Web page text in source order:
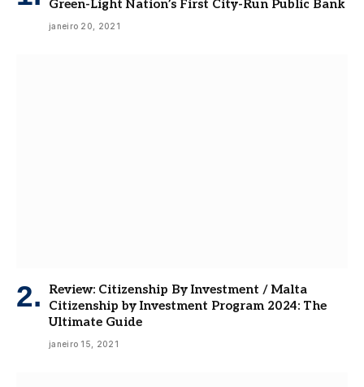
Green-Light Nation’s First City-Run Public Bank
janeiro 20, 2021
Review: Citizenship By Investment / Malta
Citizenship by Investment Program 2024: The
Ultimate Guide
janeiro 15, 2021